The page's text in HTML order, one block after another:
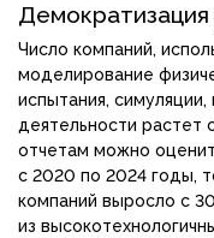
Демократизация
Число компаний,
моделирование
испытания,
деятельности
отчетам можно
с 2020 по 2024 годы,
компаний выросло с
из